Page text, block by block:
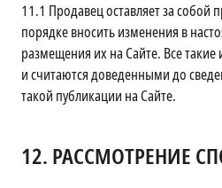
11.1 Продавец оставляет за собой
порядке вносить изменения в
размещения их на Сайте. Все такие
и считаются доведенными до
такой публикации на Сайте.
12. РАССМОТРЕНИЕ